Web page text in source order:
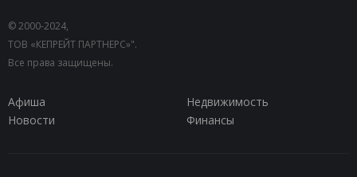
© 2000-2024,
ТОВ «КЕПРЕЙТ ПАРТНЕРС»".
Все права защищены.
Афиша
Недвижимость
Новости
Финансы